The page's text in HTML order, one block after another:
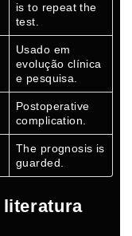
is to repeat the
test.
Usado em
evolução clínica
e pesquisa.
Postoperative
complication.
The prognosis is
guarded.